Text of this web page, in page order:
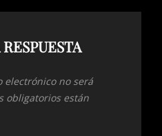
electrónico no será
obligatorios están